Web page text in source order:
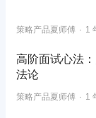
策略产品夏师傅 1
高阶面试心法
法论
策略产品夏师傅 1